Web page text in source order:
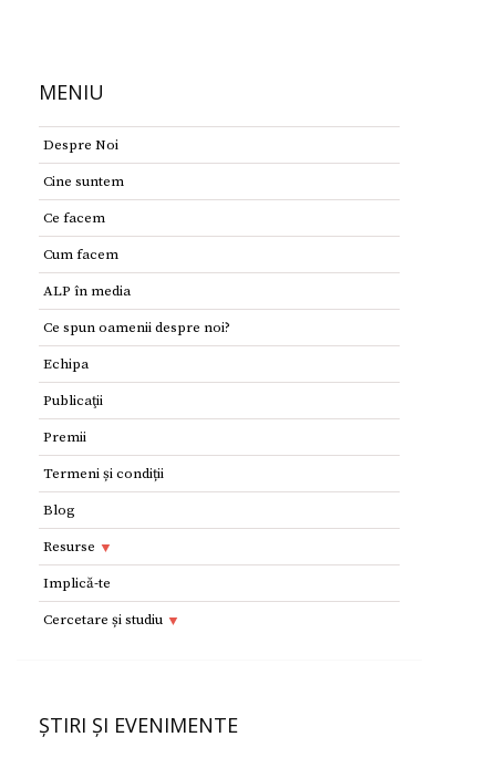
MENIU
Despre Noi
Cine suntem
Ce facem
Cum facem
ALP în media
Ce spun oamenii despre noi?
Echipa
Publicaţii
Premii
Termeni și condiții
Blog
Resurse
Resurse
Adolescenţi şi tineri
Formularul E 112
Implică-te
Implică-te
Donează
Cercetare și studiu
Conferinţe Medicale
ȘTIRI ȘI EVENIMENTE